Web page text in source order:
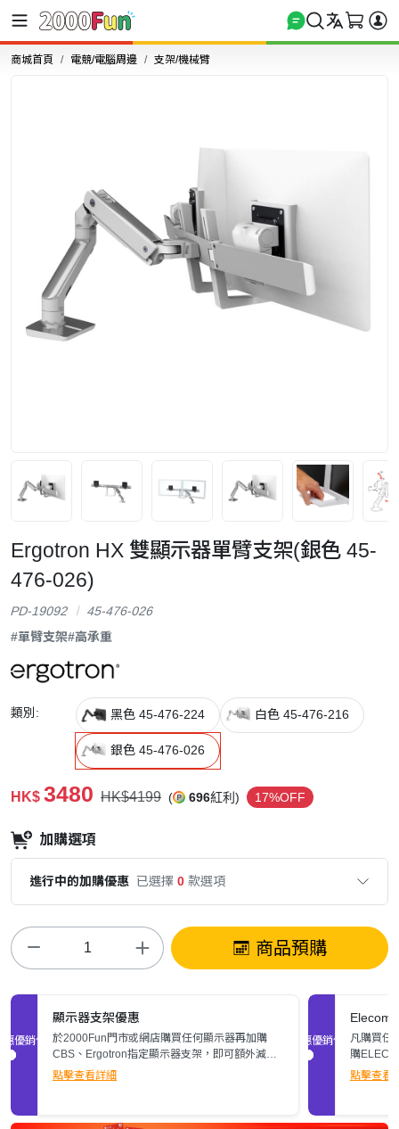
商城首頁 電競/電腦周邊 支架/機械臂
Ergotron HX 雙顯示器單臂支架(銀色 45-
476-026)
PD-19092
45-476-026
#單臂支架#高承重
類別: 黑色 45-476-224 白色 45-476-216
銀色 45-476-026
HK$ 3480 HK$4199 ( 696紅利) 17%OFF
加購選項
進行中的加購優惠 已選擇 0 款選項
商品預購
促銷優惠
顯示器支架優惠
於2000Fun門市或網店購買任何顯示器再加購
CBS、Ergotron指定顯示器支架，即可額外減多
$200。立即了解詳情>>
點擊查看詳細
促銷優惠
Elecom
凡購買任
購
張)。
點擊查看